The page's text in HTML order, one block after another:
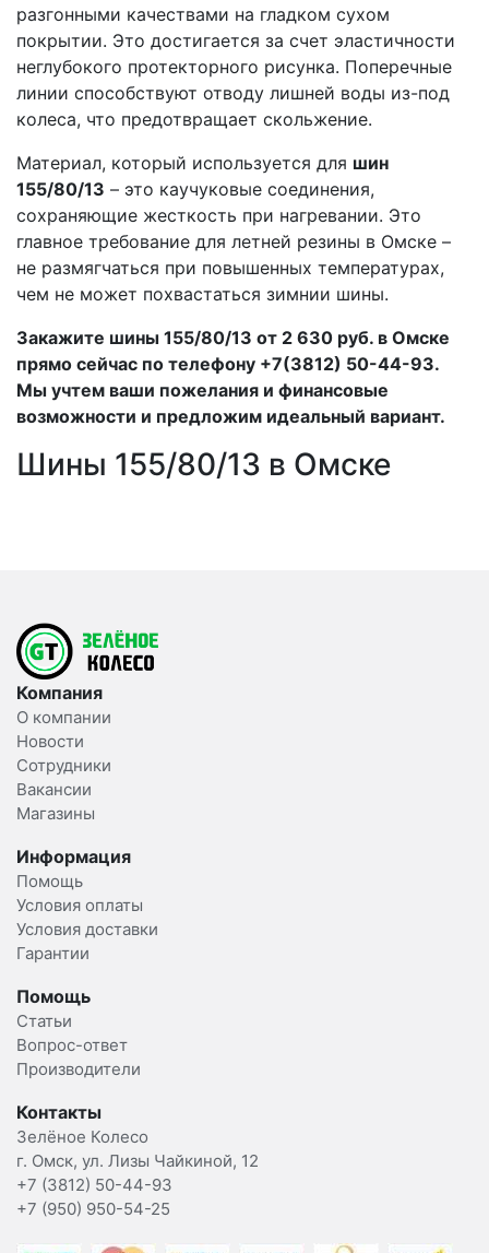
разгонными качествами на гладком сухом
покрытии. Это достигается за счет эластичности
неглубокого протекторного рисунка. Поперечные
линии способствуют отводу лишней воды из-под
колеса, что предотвращает скольжение.
Материал, который используется для шин
155/80/13 – это каучуковые соединения,
сохраняющие жесткость при нагревании. Это
главное требование для летней резины в Омске –
не размягчаться при повышенных температурах,
чем не может похвастаться зимнии шины.
Закажите шины 155/80/13 от 2 630 руб. в Омске
прямо сейчас по телефону +7(3812) 50-44-93.
Мы учтем ваши пожелания и финансовые
возможности и предложим идеальный вариант.
Шины 155/80/13 в Омске
Компания
О компании
Новости
Сотрудники
Вакансии
Магазины
Информация
Помощь
Условия оплаты
Условия доставки
Гарантии
Помощь
Статьи
Вопрос-ответ
Производители
Контакты
Зелёное Колесо
г. Омск, ул. Лизы Чайкиной, 12
+7 (3812) 50-44-93
+7 (950) 950-54-25